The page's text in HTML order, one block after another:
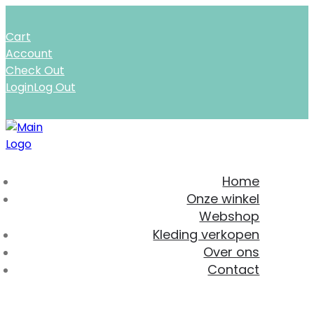
Cart
Account
Check Out
LoginLog Out
Home
Onze winkel
Webshop
Kleding verkopen
Over ons
Contact